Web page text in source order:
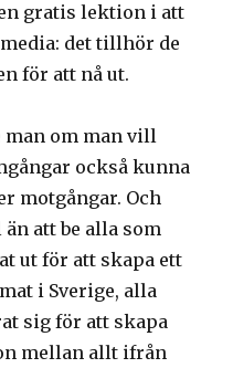
gratis lektion i att
det tillhör de
för att nå ut.
man om man vill
också kunna
motgångar. Och
att be alla som
ut för att skapa ett
i Sverige, alla
sig för att skapa
mellan allt ifrån